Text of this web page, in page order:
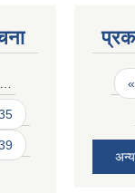
अन्य